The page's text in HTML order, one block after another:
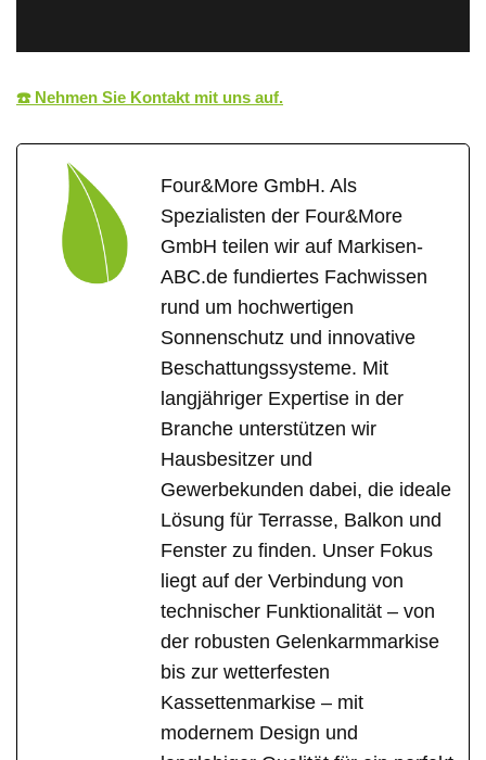
☎️ Nehmen Sie Kontakt mit uns auf.
Four&More GmbH. Als
Spezialisten der Four&More
GmbH teilen wir auf Markisen-
ABC.de fundiertes Fachwissen
rund um hochwertigen
Sonnenschutz und innovative
Beschattungssysteme. Mit
langjähriger Expertise in der
Branche unterstützen wir
Hausbesitzer und
Gewerbekunden dabei, die ideale
Lösung für Terrasse, Balkon und
Fenster zu finden. Unser Fokus
liegt auf der Verbindung von
technischer Funktionalität – von
der robusten Gelenkarmmarkise
bis zur wetterfesten
Kassettenmarkise – mit
modernem Design und